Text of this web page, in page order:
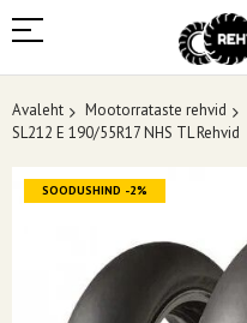
Avaleht Mootorrataste rehvid
SL212 E 190/55R17 NHS TL Rehvid
Skip
SOODUSHIND -2%